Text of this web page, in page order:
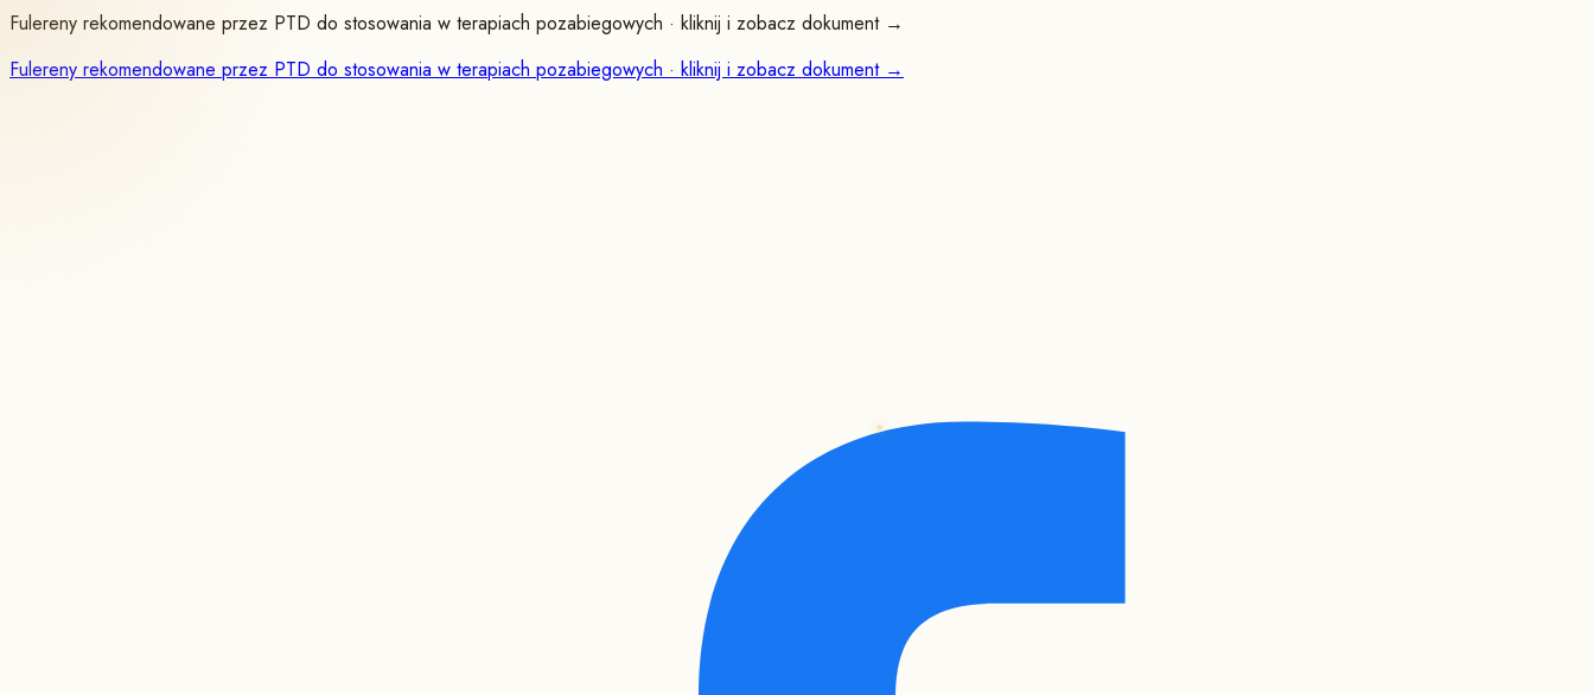
Fulereny rekomendowane przez PTD do stosowania w terapiach pozabiegowych · kliknij i zobacz dokument →
Fulereny rekomendowane przez PTD do stosowania w terapiach pozabiegowych · kliknij i zobacz dokument →